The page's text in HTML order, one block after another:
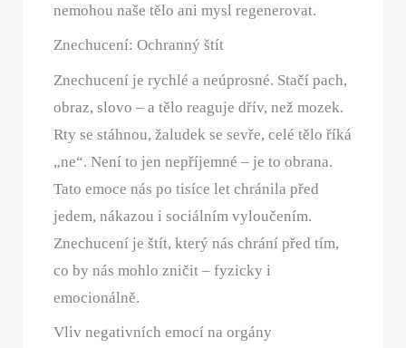
nemohou naše tělo ani mysl regenerovat.
Znechucení: Ochranný štít
Znechucení je rychlé a neúprosné. Stačí pach,
obraz, slovo – a tělo reaguje dřív, než mozek.
Rty se stáhnou, žaludek se sevře, celé tělo říká
„ne“. Není to jen nepříjemné – je to obrana.
Tato emoce nás po tisíce let chránila před
jedem, nákazou i sociálním vyloučením.
Znechucení je štít, který nás chrání před tím,
co by nás mohlo zničit – fyzicky i
emocionálně.
Vliv negativních emocí na orgány